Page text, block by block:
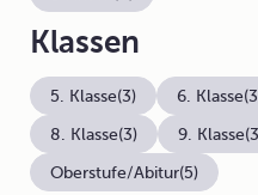
Klassen
5. Klasse(3) 6. Klasse
8. Klasse(3) 9. Klasse
Oberstufe/Abitur(5)